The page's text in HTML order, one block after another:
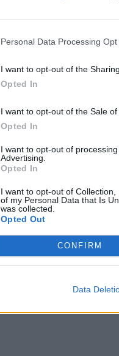
Personal Data Processing
I want to opt-out of the
Opted In
I want to opt-out of the Sale of
Opted In
I want to opt-out of
Advertising.
Opted In
I want to opt-out of
of my Personal Data that Is
was collected.
Opted Out
CONFIRM
Data